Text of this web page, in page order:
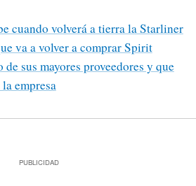
cuando volverá a tierra la Starliner
va a volver a comprar Spirit
sus mayores proveedores y que
empresa
PUBLICIDAD